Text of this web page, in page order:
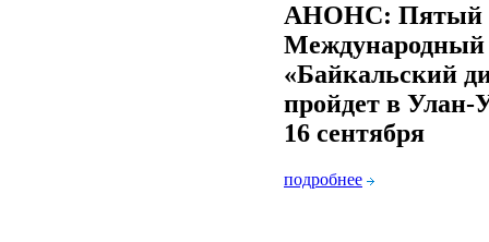
АНОНС: Пятый
«Байкальский
пройдет в Улан-
16 сентября
подробнее